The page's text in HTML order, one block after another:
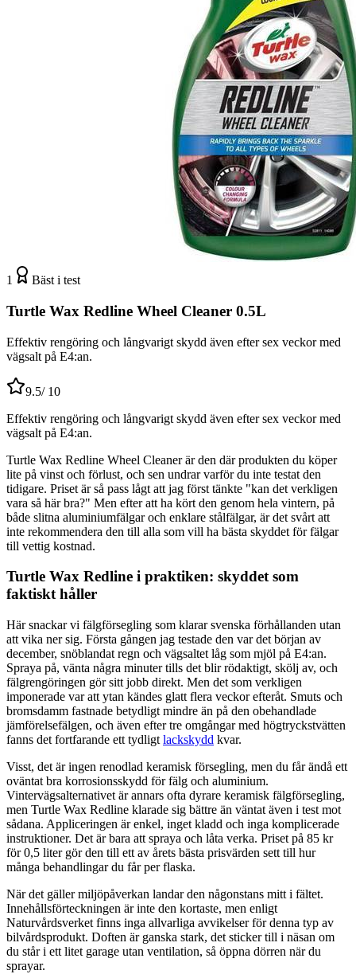
1 Bäst i test
Turtle Wax Redline Wheel Cleaner 0.5L
Effektiv rengöring och långvarigt skydd även efter sex veckor med
vägsalt på E4:an.
9.5/ 10
Effektiv rengöring och långvarigt skydd även efter sex veckor med
vägsalt på E4:an.
Turtle Wax Redline Wheel Cleaner är den där produkten du köper
lite på vinst och förlust, och sen undrar varför du inte testat den
tidigare. Priset är så pass lågt att jag först tänkte "kan det verkligen
vara så här bra?" Men efter att ha kört den genom hela vintern, på
både slitna aluminiumfälgar och enklare stålfälgar, är det svårt att
inte rekommendera den till alla som vill ha bästa skyddet för fälgar
till vettig kostnad.
Turtle Wax Redline i praktiken: skyddet som
faktiskt håller
Här snackar vi fälgförsegling som klarar svenska förhållanden utan
att vika ner sig. Första gången jag testade den var det början av
december, snöblandat regn och vägsaltet låg som mjöl på E4:an.
Spraya på, vänta några minuter tills det blir rödaktigt, skölj av, och
fälgrengöringen gör sitt jobb direkt. Men det som verkligen
imponerade var att ytan kändes glatt flera veckor efteråt. Smuts och
bromsdamm fastnade betydligt mindre än på den obehandlade
jämförelsefälgen, och även efter tre omgångar med högtryckstvätten
fanns det fortfarande ett tydligt lackskydd kvar.
Visst, det är ingen renodlad keramisk försegling, men du får ändå ett
oväntat bra korrosionsskydd för fälg och aluminium.
Vintervägsalternativet är annars ofta dyrare keramisk fälgförsegling,
men Turtle Wax Redline klarade sig bättre än väntat även i test mot
sådana. Appliceringen är enkel, inget kladd och inga komplicerade
instruktioner. Det är bara att spraya och låta verka. Priset på 85 kr
för 0,5 liter gör den till ett av årets bästa prisvärden sett till hur
många behandlingar du får per flaska.
När det gäller miljöpåverkan landar den någonstans mitt i fältet.
Innehållsförteckningen är inte den kortaste, men enligt
Naturvårdsverket finns inga allvarliga avvikelser för denna typ av
bilvårdsprodukt. Doften är ganska stark, det sticker till i näsan om
du står i ett litet garage utan ventilation, så öppna dörren när du
sprayar.